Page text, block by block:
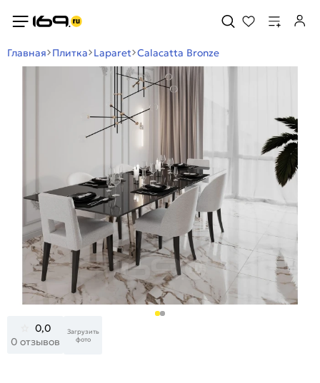
Главная Плитка Laparet Calacatta Bronze
0,0
0 отзывов
Загрузить
фото